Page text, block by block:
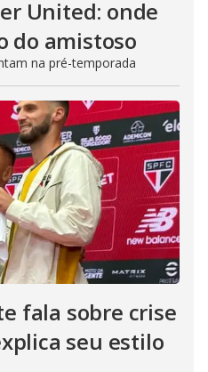
United: onde
do amistoso
na pré-temporada
fala sobre crise
seu estilo